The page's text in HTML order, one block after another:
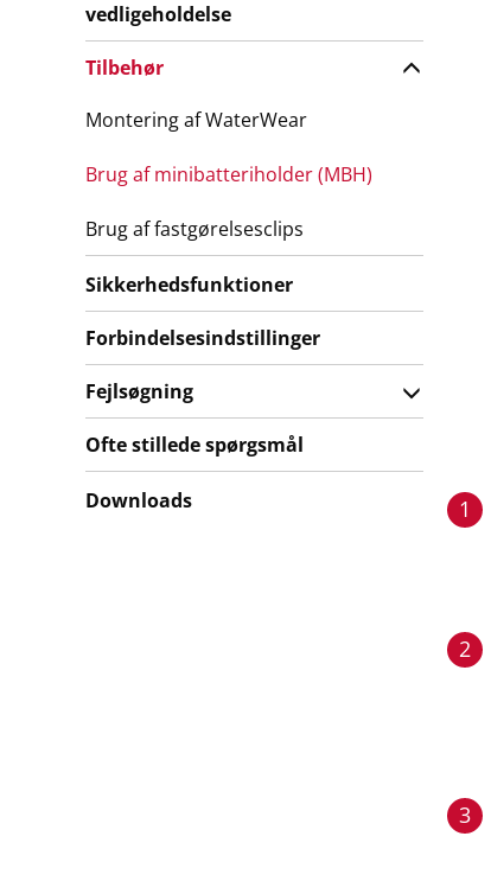
1
2
3
vedligeholdelse
Tilbehør
Montering af WaterWear
Brug af minibatteriholder (MBH)
Brug af fastgørelsesclips
Sikkerhedsfunktioner
Forbindelsesindstillinger
Fejlsøgning
Ofte stillede spørgsmål
Downloads